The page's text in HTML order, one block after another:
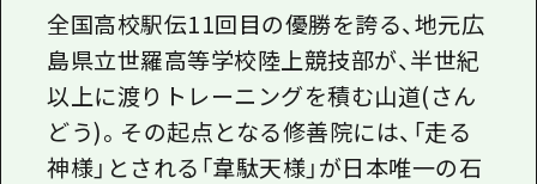
関連リンク
全国高校駅伝11回目の優勝を誇る、地元広
島県立世羅高等学校陸上競技部が、半世紀
以上に渡りトレーニングを積む山道(さん
どう)。その起点となる修善院には、「走る
神様」とされる「韋駄天様」が日本唯一の石